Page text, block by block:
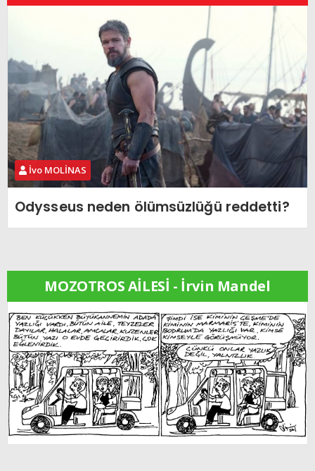
İvo MOLİNAS
Odysseus neden ölümsüzlüğü reddetti?
MOZOTROS AİLESİ - İrvin Mandel